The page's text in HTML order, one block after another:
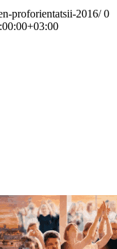
proforientatsii-2016/ 0